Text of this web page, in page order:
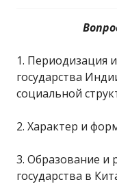
1. Периодизация
государства
социальной
2. Характер и
3. Образование и
государства в